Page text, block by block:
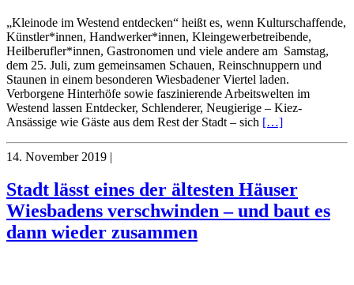
„Kleinode im Westend entdecken“ heißt es, wenn Kulturschaffende,
Künstler*innen, Handwerker*innen, Kleingewerbetreibende,
Heilberufler*innen, Gastronomen und viele andere am Samstag,
dem 25. Juli, zum gemeinsamen Schauen, Reinschnuppern und
Staunen in einem besonderen Wiesbadener Viertel laden.
Verborgene Hinterhöfe sowie faszinierende Arbeitswelten im
Westend lassen Entdecker, Schlenderer, Neugierige – Kiez-
Ansässige wie Gäste aus dem Rest der Stadt – sich […]
14. November 2019 |
Stadt lässt eines der ältesten Häuser
Wiesbadens verschwinden – und baut es
dann wieder zusammen